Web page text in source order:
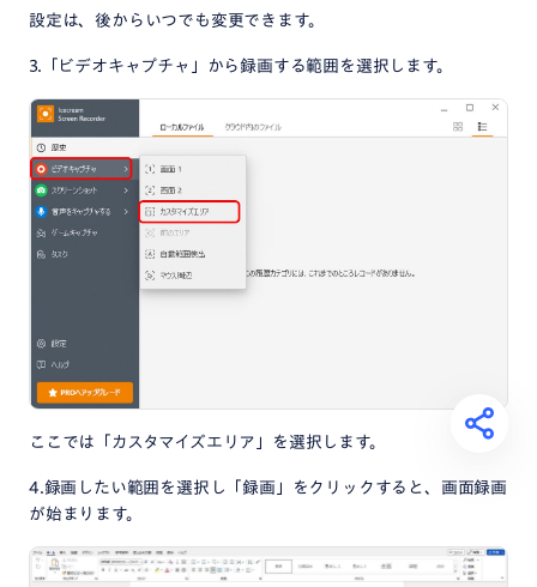
設定は、後からいつでも変更できます。
3.「ビデオキャプチャ」から録画する範囲を選択します。
ここでは「カスタマイズエリア」を選択します。
4.録画したい範囲を選択し「録画」をクリックすると、画面録画
が始まります。